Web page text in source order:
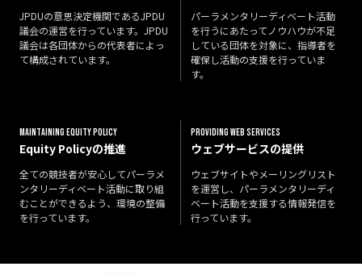
JPDUの意思決定機関であるJPDU
議会の運営を行っています。JPDU
議会は各団体からの代表者によっ
て構成されています。
パーラメンタリーディベート活動
を行うにあたってノウハウが不足
している団体を対象に、指導者を
確保し活動の支援を行っていま
す。
MAINTAINING EQUITYPOLICY
Equity Policyの推進
全ての競技者が安心してパーラメ
ンタリーディベート活動に取り組
むことができるよう、環境の整備
を行っています。
PROVIDING WEB SERVICES
ウェブサービスの提供
ウェブサイトやメーリングリスト
を運営し、パーラメンタリーディ
ベート活動を支援する情報発信を
行っています。